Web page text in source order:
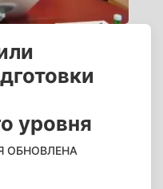
уровня
ОБНОВЛЕНА